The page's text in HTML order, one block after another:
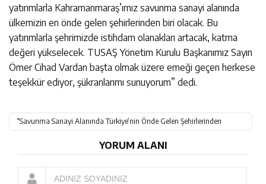
yatırımlarla Kahramanmaraş’ımız savunma sanayi alanında
ülkemizin en önde gelen şehirlerinden biri olacak. Bu
yatırımlarla şehrimizde istihdam olanakları artacak, katma
değeri yükselecek. TUSAŞ Yönetim Kurulu Başkanımız Sayın
Ömer Cihad Vardan başta olmak üzere emeği geçen herkese
teşekkür ediyor, şükranlarımı sunuyorum” dedi.
“Savunma Sanayi Alanında Türkiye’nin Önde Gelen Şehirlerinden
YORUM ALANI